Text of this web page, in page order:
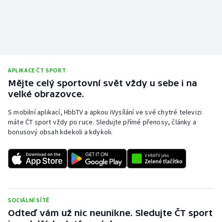
APLIKACE ČT SPORT
Mějte celý sportovní svět vždy u sebe i na
velké obrazovce.
S mobilní aplikací, HbbTV a apkou iVysílání ve své chytré televizi
máte ČT sport vždy po ruce. Sledujte přímé přenosy, články a
bonusový obsah kdekoli a kdykoli.
SOCIÁLNÍ SÍTĚ
Odteď vám už nic neunikne. Sledujte ČT sport